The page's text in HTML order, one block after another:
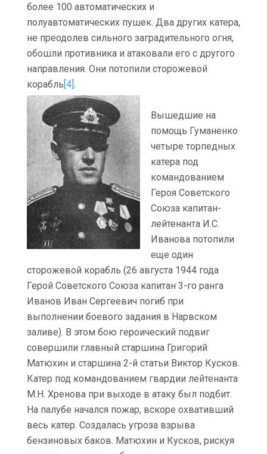
более 100 автоматических и
полуавтоматических пушек. Два других катера,
не преодолев сильного заградительного огня,
обошли противника и атаковали его с другого
направления. Они потопили сторожевой
корабль[4].
Вышедшие на
помощь Гуманенко
четыре торпедных
катера под
командованием
Героя Советского
Союза капитан-
лейтенанта И.С.
Иванова потопили
еще один
сторожевой корабль (26 августа 1944 года
Герой Советского Союза капитан 3-го ранга
Иванов Иван Сергеевич погиб при
выполнении боевого задания в Нарвском
заливе). В этом бою героический подвиг
совершили главный старшина Григорий
Матюхин и старшина 2-й статьи Виктор Кусков.
Катер под командованием гвардии лейтенанта
М.Н. Хренова при выходе в атаку был подбит.
На палубе начался пожар, вскоре охвативший
весь катер. Создалась угроза взрыва
бензиновых баков. Матюхин и Кусков, рискуя